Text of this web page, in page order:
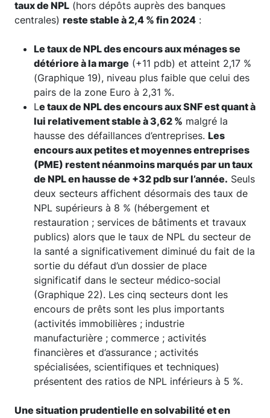
taux de NPL (hors dépôts auprès des banques
centrales) reste stable à 2,4 % fin 2024 :
Le taux de NPL des encours aux ménages se
détériore à la marge (+11 pdb) et atteint 2,17 %
(Graphique 19), niveau plus faible que celui des
pairs de la zone Euro à 2,31 %.
Le taux de NPL des encours aux SNF est quant à
lui relativement stable à 3,62 % malgré la
hausse des défaillances d’entreprises. Les
encours aux petites et moyennes entreprises
(PME) restent néanmoins marqués par un taux
de NPL en hausse de +32 pdb sur l’année. Seuls
deux secteurs affichent désormais des taux de
NPL supérieurs à 8 % (hébergement et
restauration ; services de bâtiments et travaux
publics) alors que le taux de NPL du secteur de
la santé a significativement diminué du fait de la
sortie du défaut d’un dossier de place
significatif dans le secteur médico‑social
(Graphique 22). Les cinq secteurs dont les
encours de prêts sont les plus importants
(activités immobilières ; industrie
manufacturière ; commerce ; activités
financières et d’assurance ; activités
spécialisées, scientifiques et techniques)
présentent des ratios de NPL inférieurs à 5 %.
Une situation prudentielle en solvabilité et en